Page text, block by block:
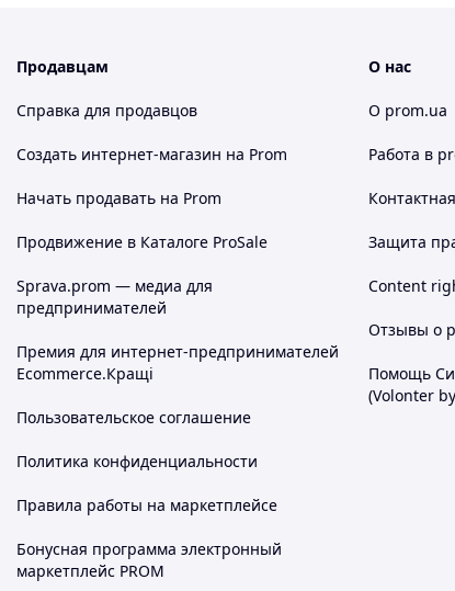
Продавцам
Справка для продавцов
Создать интернет-магазин на Prom
Начать продавать на Prom
Продвижение в Каталоге ProSale
Sprava.prom — медиа для
предпринимателей
Премия для интернет-предпринимателей
Ecommerce.Кращі
Пользовательское соглашение
Политика конфиденциальности
Правила работы на маркетплейсе
Бонусная программа электронный
маркетплейс PROM
О нас
О prom.ua
Работа в
Защита
Content
Отзывы о
Помощь
(Volonter